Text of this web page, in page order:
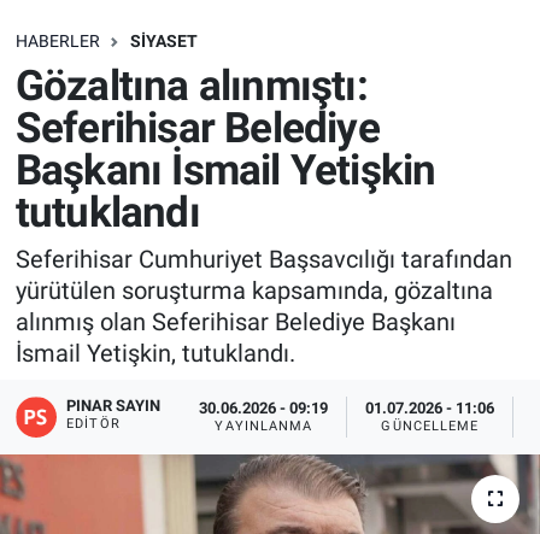
HABERLER SIYASET
Gözaltına alınmıştı:
Seferihisar Belediye
Başkanı İsmail Yetişkin
tutuklandı
Seferihisar Cumhuriyet Başsavcılığı tarafından
yürütülen soruşturma kapsamında, gözaltına
alınmış olan Seferihisar Belediye Başkanı
İsmail Yetişkin, tutuklandı.
PINAR SAYIN
EDITÖR
30.06.2026 - 09:19
YAYINLANMA
01.07.2026 - 11:06
GÜNCELLEME
SAĞLIK
EKONOMİ
EĞİTİM
ÖZEL HABER
Keşfet
ASTROLOJİ
MANŞET
RESMİ İLANLAR